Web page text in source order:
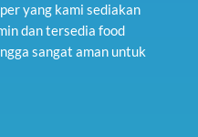
yang kami sediakan
dan tersedia food
sangat aman untuk